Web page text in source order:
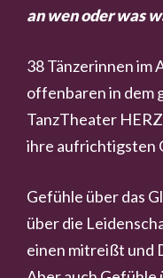
an wen oder was
38 Tänzerinnen im
offenbaren in dem
TanzTheater
ihre aufrichtigsten
Gefühle über das
über die
einen mitreißt und